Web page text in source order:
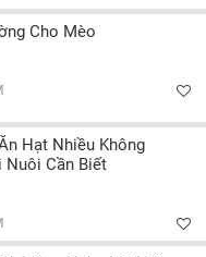
Cho Mèo
Hạt Nhiều Không
Nuôi Cần Biết